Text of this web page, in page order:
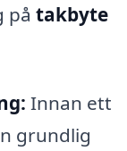
på takbyte
Innan ett
grundlig